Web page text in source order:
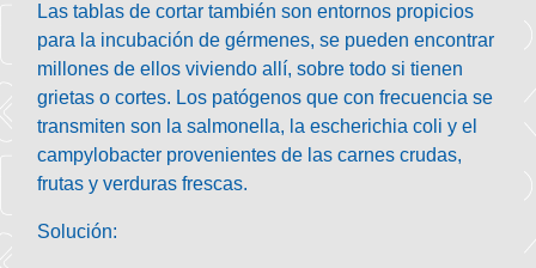
Las tablas de cortar también son entornos propicios
para la incubación de gérmenes, se pueden encontrar
millones de ellos viviendo allí, sobre todo si tienen
grietas o cortes. Los patógenos que con frecuencia se
transmiten son la salmonella, la escherichia coli y el
campylobacter provenientes de las carnes crudas,
frutas y verduras frescas.
Solución: